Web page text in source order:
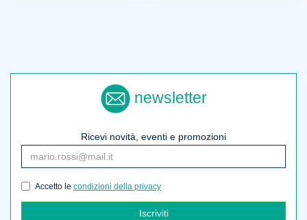
newsletter
Ricevi novità, eventi e promozioni
Accetto le condizioni della privacy
Iscriviti